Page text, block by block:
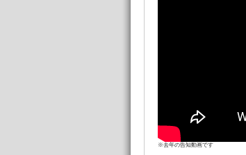
※去年の告知動画です